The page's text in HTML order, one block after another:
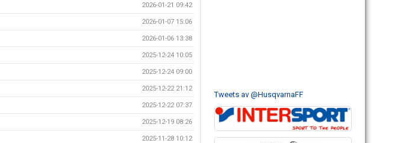
2026-01-21 09:42
2026-01-07 15:06
2026-01-06 13:38
2025-12-24 10:05
2025-12-24 09:00
2025-12-22 21:12
2025-12-22 07:37
2025-12-19 08:26
2025-11-28 10:12
Tweets av @HusqvarnaFF